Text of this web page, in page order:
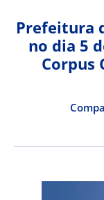
Prefeitura
no dia 5
Corpus